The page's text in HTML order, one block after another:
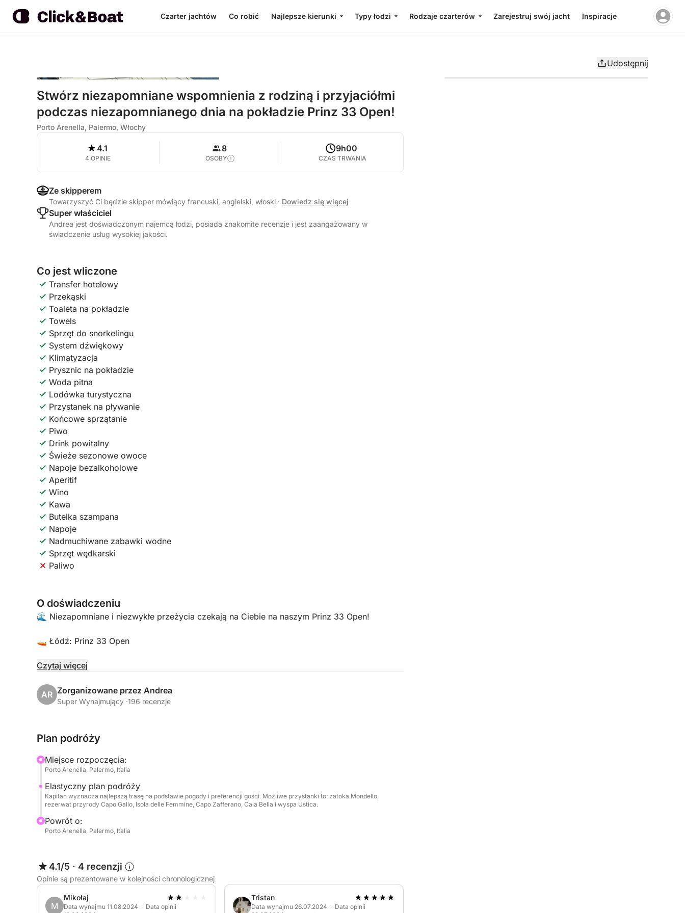
Czarter jachtów Co robić Najlepsze kierunki Typy łodzi Rodzaje czarterów Zarejestruj swój jacht Inspiracje
Udostępnij
Stwórz niezapomniane wspomnienia z rodziną i przyjaciółmi
podczas niezapomnianego dnia na pokładzie Prinz 33 Open!
Porto Arenella, Palermo, Włochy
4.1
4 OPINIE
8
OSOBY
9h00
CZAS TRWANIA
Ze skipperem
Towarzyszyć Ci będzie skipper mówiący francuski, angielski, włoski · Dowiedz się więcej
Super właściciel
Andrea jest doświadczonym najemcą łodzi, posiada znakomite recenzje i jest zaangażowany w
świadczenie usług wysokiej jakości.
Co jest wliczone
Transfer hotelowy
Przekąski
Toaleta na pokładzie
Towels
Sprzęt do snorkelingu
System dźwiękowy
Klimatyzacja
Prysznic na pokładzie
Woda pitna
Lodówka turystyczna
Przystanek na pływanie
Końcowe sprzątanie
Piwo
Drink powitalny
Świeże sezonowe owoce
Napoje bezalkoholowe
Aperitif
Wino
Kawa
Butelka szampana
Napoje
Nadmuchiwane zabawki wodne
Sprzęt wędkarski
Paliwo
O doświadczeniu
🌊 Niezapomniane i niezwykłe przeżycia czekają na Ciebie na naszym Prinz 33 Open!
🚤 Łódź: Prinz 33 Open
📍 Lokalizacja:
👥 Maksymalna pojemność: 7 osób
• Długość: 10,97 m (36 stóp)
✨ Komfort i luksusowe udogodnienia:
• Wnętrze:
- Dwie oddzielne kabiny dwuosobowe
- Kambuz z dwupalnikową kuchenką gazową
- Klimatyzacja
- Telewizor
- Dwa łóżka dwuosobowe
• Zewnętrze:
Czytaj więcej
AR Zorganizowane przez Andrea
Super Wynajmujący ·196 recenzje
Plan podróży
Miejsce rozpoczęcia:
Porto Arenella, Palermo, Italia
Elastyczny plan podróży
Kapitan wyznacza najlepszą trasę na podstawie pogody i preferencji gości. Możliwe przystanki to: zatoka Mondello,
rezerwat przyrody Capo Gallo, Isola delle Femmine, Capo Zafferano, Cala Bella i wyspa Ustica.
Powrót o:
Porto Arenella, Palermo, Italia
4.1/5 · 4 recenzji
Opinie są prezentowane w kolejności chronologicznej
M
Mikołaj
Data wynajmu 11.08.2024 · Data opinii
Tristan
Data wynajmu 26.07.2024 · Data opinii